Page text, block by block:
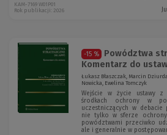
KAM-7169 W01P01
Rok publikacji: 2026
-15 %
Powództwa
Komentarz do
Łukasz Błaszczak, Marcin
Nowicka, Ewelina Tomczyk
Wejście w życie ustawy z
środkach ochrony w
uczestniczących w
nie tylko w sferze ochrony
powództwami przeciwko
ale i generalnie w